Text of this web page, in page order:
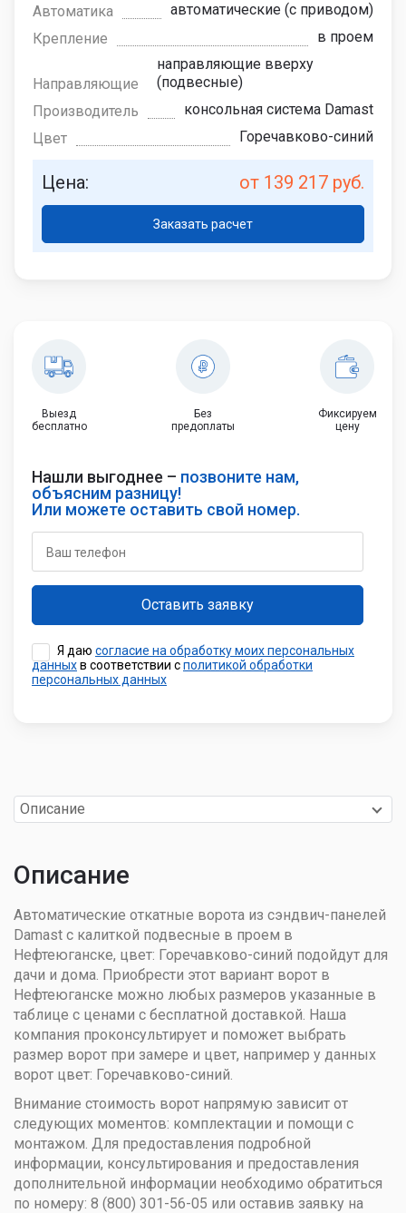
Автоматика
автоматические (с приводом)
Крепление
в проем
Направляющие
направляющие вверху
(подвесные)
Производитель
консольная система Damast
Цвет
Горечавково-синий
Цена: от 139 217 руб.
Заказать расчет
Выезд
бесплатно
Без
предоплаты
Фиксируем
цену
Нашли выгоднее – позвоните нам,
объясним разницу!
Или можете оставить свой номер.
Я даю согласие на обработку моих персональных
данныхв соответствии сполитикой обработки
персональных данных
Описание
Описание
Автоматические откатные ворота из сэндвич-панелей
Damast с калиткой подвесные в проем в
Нефтеюганске, цвет: Горечавково-синий подойдут для
дачи и дома. Приобрести этот вариант ворот в
Нефтеюганске можно любых размеров указанные в
таблице с ценами с бесплатной доставкой. Наша
компания проконсультирует и поможет выбрать
размер ворот при замере и цвет, например у данных
ворот цвет: Горечавково-синий.
Внимание стоимость ворот напрямую зависит от
следующих моментов: комплектации и помощи с
монтажом. Для предоставления подробной
информации, консультирования и предоставления
дополнительной информации необходимо обратиться
по номеру: 8 (800) 301-56-05 или оставив заявку на